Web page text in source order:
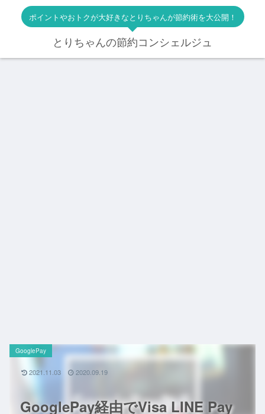
ポイントやおトクが大好きなとりちゃんが節約術を大公開！
とりちゃんの節約コンシェルジュ
GooglePay経由でVisa LINE Pay
GooglePay
2021.11.03 2020.09.19